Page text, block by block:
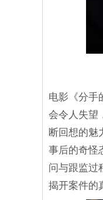
电影《分手
会令人失望
断回想的魅
事后的奇怪
问与跟监过
揭开案件的